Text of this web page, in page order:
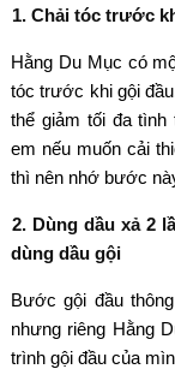
1. Chải tóc trước
Hằng Du Mục có
tóc trước khi gội
thể giảm tối đa tình
em nếu muốn cải
thì nên nhớ bước
2. Dùng dầu xả 2
dùng dầu gội
Bước gội đầu
nhưng riêng Hằng
trình gội đầu của